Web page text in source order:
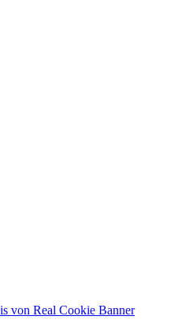
von Real Cookie Banner